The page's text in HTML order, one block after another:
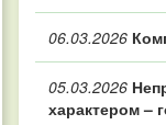
06.03.2026
05.03.2026
характером –